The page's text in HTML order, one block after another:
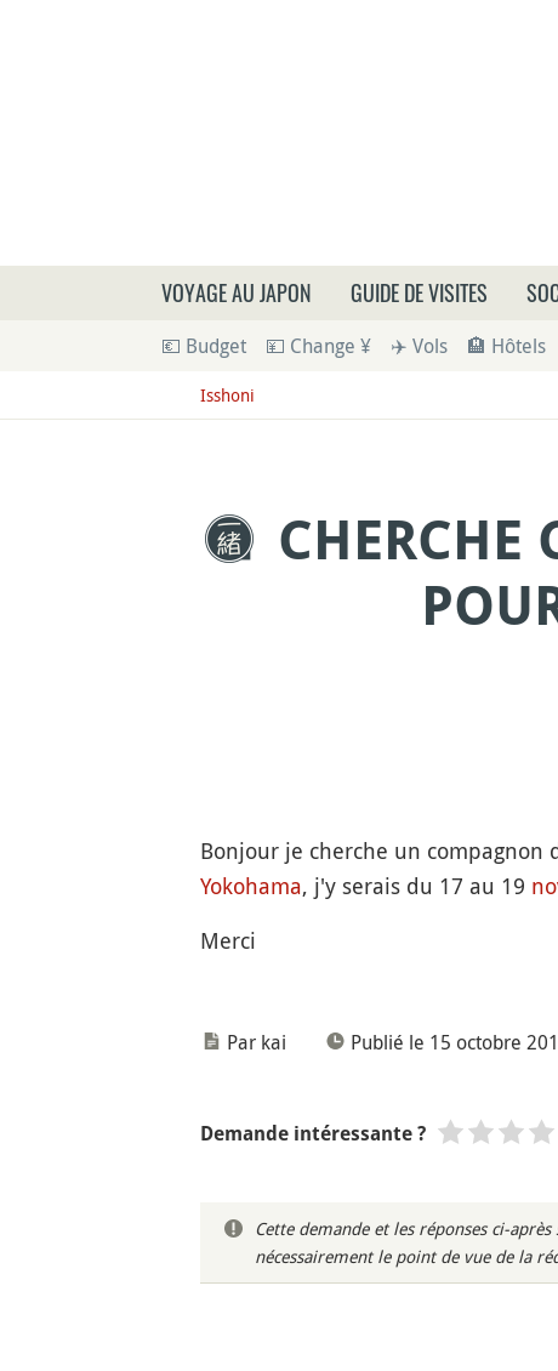
Que
VOYAGE AU JAPON GUIDE DE VISITES
💶 Budget 💴 Change ¥ ✈️ Vols 🏨 Hôtels
Isshoni
CHERCHE
Bonjour je cherche un compagnon
Yokohama, j'y serais du 17 au 19
Merci
Par kai Publié le 15 octobre
Demande intéressante ?
Cette demande et les réponses ci-
nécessairement le point de vue de la